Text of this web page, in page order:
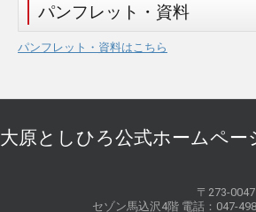
パンフレット・資料
パンフレット・資料はこちら
大原としひろ公式ホームペー
〒273-
セゾン馬込沢4階 電話：047-